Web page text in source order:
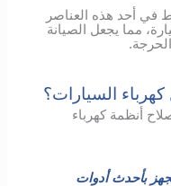
في أحد هذه العناصر
مما يجعل الصيانة
السيارات؟
أنظمة كهرباء
بأحدث أدوات